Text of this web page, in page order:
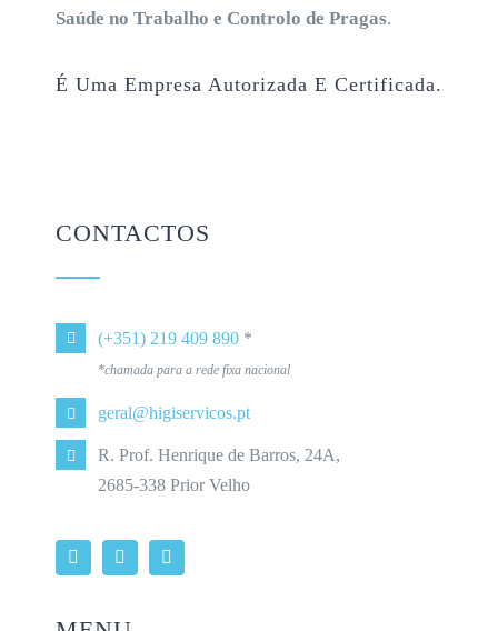
Saúde no Trabalho e Controlo de Pragas.
É Uma Empresa Autorizada E Certificada.
CONTACTOS
(+351) 219 409 890 *
*chamada para a rede fixa nacional
geral@higiservicos.pt
R. Prof. Henrique de Barros, 24A,
2685-338 Prior Velho